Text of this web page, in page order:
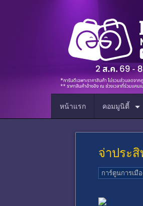
หน้าแรก คอมมูนิตี้
จ่าประ
การ์ตูนการเมือ